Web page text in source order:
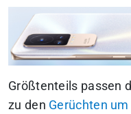
Größtenteils passen
zu den Gerüchten